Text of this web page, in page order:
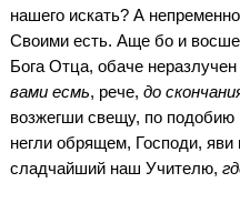
нашего искать? А
Своими есть. Аще бо и
Бога Отца, обаче
вами есмь, рече,до
возжегши свещу, по
негли обрящем, Господи,
сладчайший наш Учителю,